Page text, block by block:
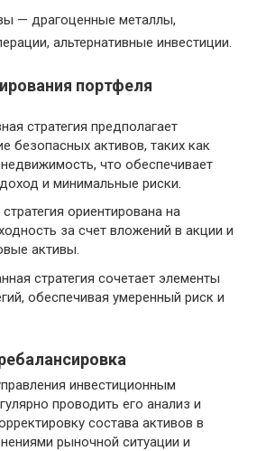
— драгоценные металлы,
альтернативные инвестиции.
портфеля
стратегия предполагает
безопасных активов, таких как
что обеспечивает
и минимальные риски.
ориентирована на
за счет вложений в акции и
активы.
стратегия сочетает элементы
обеспечивая умеренный риск и
инвестиционным
проводить его анализ и
состава активов в
рыночной ситуации и